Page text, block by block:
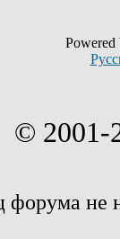
© 2001-
форума не